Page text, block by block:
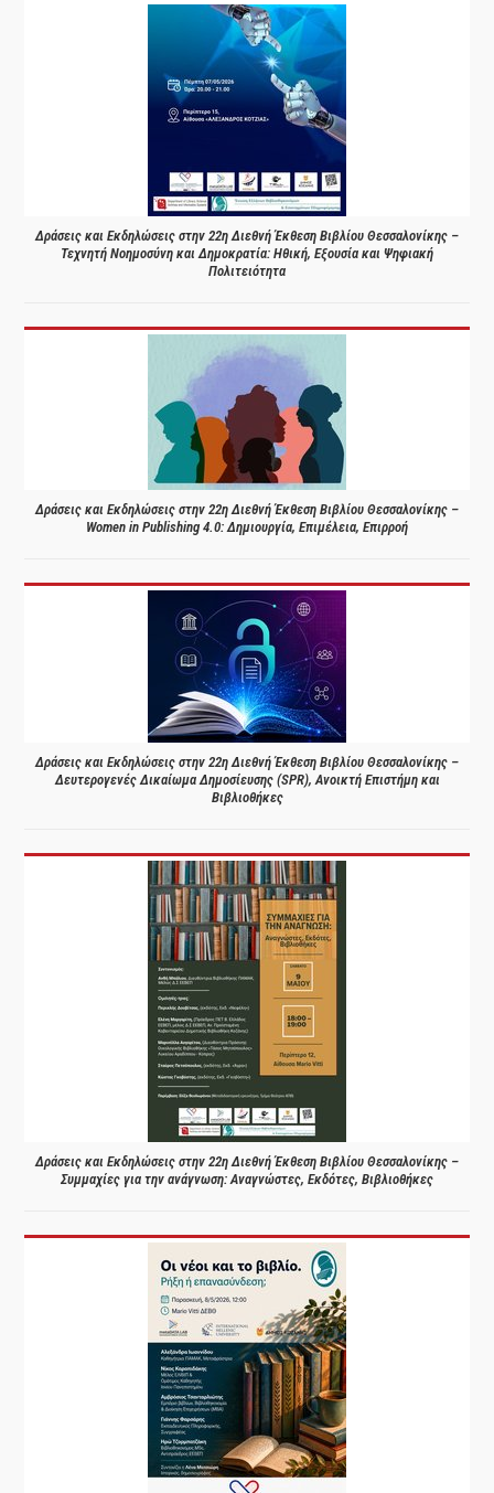
Δράσεις και Εκδηλώσεις στην 22η Διεθνή Έκθεση Βιβλίου Θεσσαλονίκης –
Τεχνητή Νοημοσύνη και Δημοκρατία: Ηθική, Εξουσία και Ψηφιακή
Πολιτειότητα
Δράσεις και Εκδηλώσεις στην 22η Διεθνή Έκθεση Βιβλίου Θεσσαλονίκης –
Women in Publishing 4.0: Δημιουργία, Επιμέλεια, Επιρροή
Δράσεις και Εκδηλώσεις στην 22η Διεθνή Έκθεση Βιβλίου Θεσσαλονίκης –
Δευτερογενές Δικαίωμα Δημοσίευσης (SPR), Ανοικτή Επιστήμη και
Βιβλιοθήκες
Δράσεις και Εκδηλώσεις στην 22η Διεθνή Έκθεση Βιβλίου Θεσσαλονίκης –
Συμμαχίες για την ανάγνωση: Αναγνώστες, Εκδότες, Βιβλιοθήκες